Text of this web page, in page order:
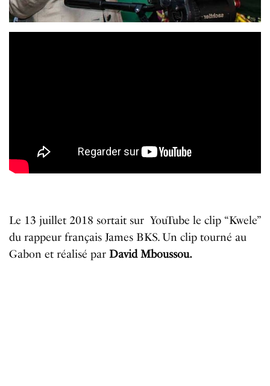
Le 13 juillet 2018 sortait sur YouTube le clip “Kwele”
du rappeur français James BKS. Un clip tourné au
Gabon et réalisé par David Mboussou.